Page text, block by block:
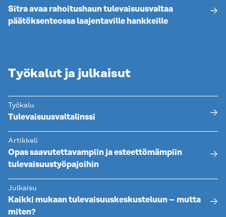
Sitra avaa rahoitushaun tulevaisuusvaltaa
päätöksenteossa laajentaville hankkeille
Työkalut ja julkaisut
Työkalu
Tulevaisuusvaltalinssi
Artikkeli
Opas saavutettavampiin ja esteettömämpiin
tulevaisuustyöpajoihin
Julkaisu
Kaikki mukaan tulevaisuuskeskusteluun – mutta
miten?